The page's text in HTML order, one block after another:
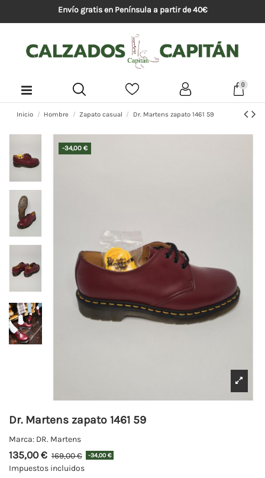
Envío gratis en Península a partir de 40€
0
Inicio Hombre Zapato casual Dr. Martens zapato 1461 59
-34,00 €
Dr. Martens zapato 1461 59
Marca: DR. Martens
135,00 € 169,00 € -34,00 €
Impuestos incluidos